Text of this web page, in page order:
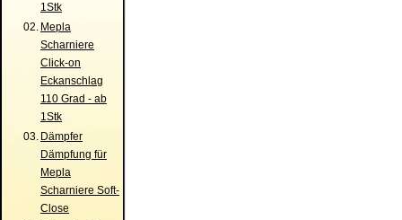
1Stk
02. Mepla
Scharniere
Click-on
Eckanschlag
110 Grad - ab
1Stk
03. Dämpfer
Dämpfung für
Mepla
Scharniere Soft-
Close